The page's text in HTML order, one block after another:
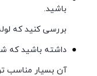
باشید.
بررسی کنید که
داشته باشید که
آن بسیار مناسب